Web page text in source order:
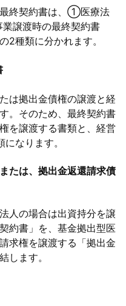
終契約書は、①医療法
譲渡時の最終契約書
2種類に分かれます。
は拠出金債権の譲渡と経
。そのため、最終契約書
を譲渡する書類と、経営
なります。
たは、拠出金返還請求債
人の場合は出資持分を譲
約書」を、基金拠出型医
求権を譲渡する「拠出金
します。